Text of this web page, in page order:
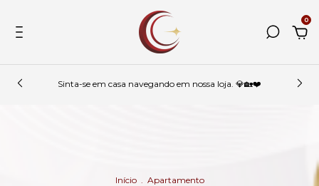
0
Sinta-se em casa navegando em nossa loja. 💎🏡❤️
Início . Apartamento